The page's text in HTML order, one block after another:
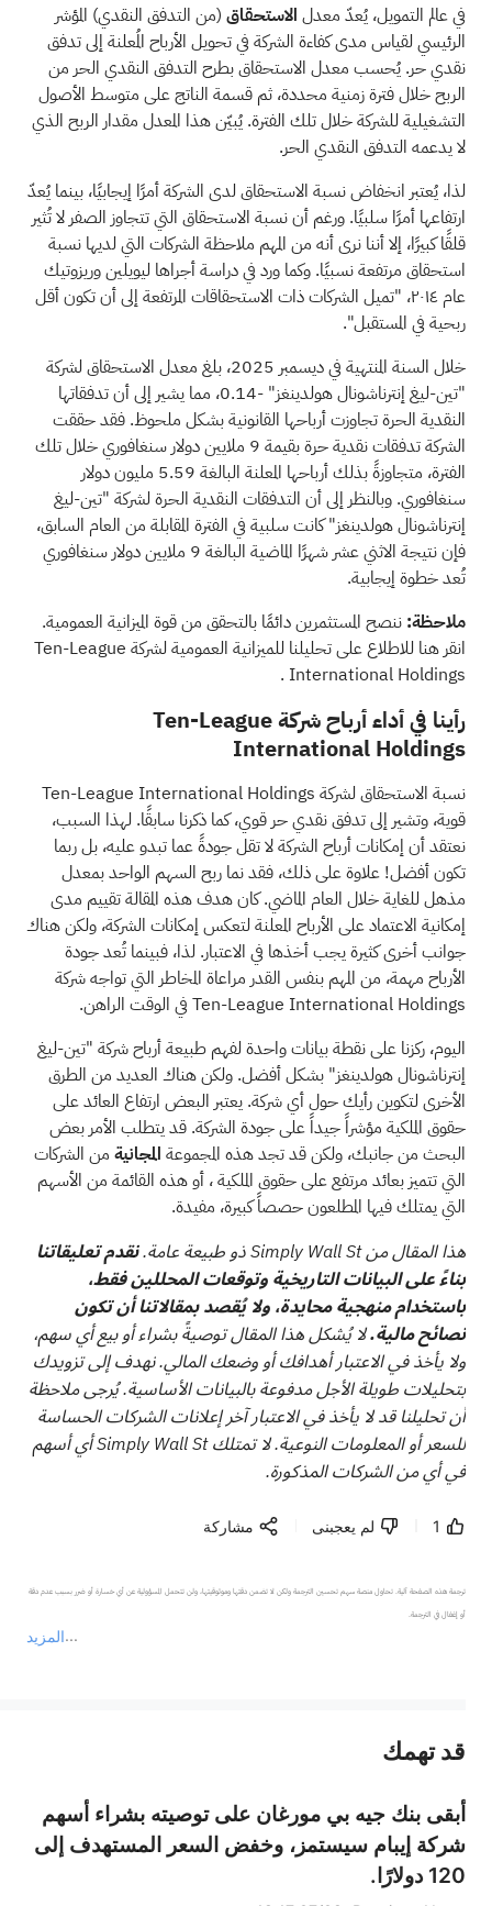
في عالم التمويل، يُعدّ معدل الاستحقاق(من التدفق النقدي) المؤشر
الرئيسي لقياس مدى كفاءة الشركة في تحويل الأرباح المُعلنة إلى تدفق
نقدي حر. يُحسب معدل الاستحقاق بطرح التدفق النقدي الحر من
الربح خلال فترة زمنية محددة، ثم قسمة الناتج على متوسط الأصول
التشغيلية للشركة خلال تلك الفترة. يُبيّن هذا المعدل مقدار الربح الذي
لا يدعمه التدفق النقدي الحر.
لذا، يُعتبر انخفاض نسبة الاستحقاق لدى الشركة أمرًا إيجابيًا، بينما يُعدّ
ارتفاعها أمرًا سلبيًا. ورغم أن نسبة الاستحقاق التي تتجاوز الصفر لا تُثير
قلقًا كبيرًا، إلا أننا نرى أنه من المهم ملاحظة الشركات التي لديها نسبة
استحقاق مرتفعة نسبيًا. وكما ورد في دراسة أجراها ليويلين وريزوتيك
عام ٢٠١٤، "تميل الشركات ذات الاستحقاقات المرتفعة إلى أن تكون أقل
ربحية في المستقبل".
خلال السنة المنتهية في ديسمبر 2025، بلغ معدل الاستحقاق لشركة
"تين-ليغ إنترناشونال هولدينغز" -0.14، مما يشير إلى أن تدفقاتها
النقدية الحرة تجاوزت أرباحها القانونية بشكل ملحوظ. فقد حققت
الشركة تدفقات نقدية حرة بقيمة 9 ملايين دولار سنغافوري خلال تلك
الفترة، متجاوزةً بذلك أرباحها المعلنة البالغة 5.59 مليون دولار
سنغافوري. وبالنظر إلى أن التدفقات النقدية الحرة لشركة "تين-ليغ
إنترناشونال هولدينغز" كانت سلبية في الفترة المقابلة من العام السابق،
فإن نتيجة الاثني عشر شهرًا الماضية البالغة 9 ملايين دولار سنغافوري
تُعد خطوة إيجابية.
ملاحظة: ننصح المستثمرين دائمًا بالتحقق من قوة الميزانية العمومية.
انقر هنا للاطلاع على تحليلنا للميزانية العمومية لشركة Ten-League
International Holdings
.
رأينا في أداء أرباح شركة Ten-League
International Holdings
نسبة الاستحقاق لشركة Ten-League International Holdings
قوية، وتشير إلى تدفق نقدي حر قوي، كما ذكرنا سابقًا. لهذا السبب،
نعتقد أن إمكانات أرباح الشركة لا تقل جودةً عما تبدو عليه، بل ربما
تكون أفضل! علاوة على ذلك، فقد نما ربح السهم الواحد بمعدل
مذهل للغاية خلال العام الماضي. كان هدف هذه المقالة تقييم مدى
إمكانية الاعتماد على الأرباح المعلنة لتعكس إمكانات الشركة، ولكن هناك
جوانب أخرى كثيرة يجب أخذها في الاعتبار. لذا، فبينما تُعد جودة
الأرباح مهمة، من المهم بنفس القدر مراعاة المخاطر التي تواجه شركة
Ten-League International Holdings في الوقت الراهن.
اليوم، ركزنا على نقطة بيانات واحدة لفهم طبيعة أرباح شركة "تين-ليغ
إنترناشونال هولدينغز" بشكل أفضل. ولكن هناك العديد من الطرق
الأخرى لتكوين رأيك حول أي شركة. يعتبر البعض ارتفاع العائد على
حقوق الملكية مؤشراً جيداً على جودة الشركة. قد يتطلب الأمر بعض
البحث من جانبك، ولكن قد تجد هذه المجموعة المجانية من الشركات
التي تتميز بعائد مرتفع على حقوق الملكية، أوهذه القائمة من الأسهم
التي يمتلك فيها المطلعون حصصاً كبيرة، مفيدة.
هذا المقال من Simply Wall St ذو طبيعة عامة.
نقدم تعليقاتنا
بناءً على البيانات التاريخية وتوقعات المحللين فقط،
باستخدام منهجية محايدة، ولا يُقصد بمقالاتنا أن تكون
نصائح مالية.لا يُشكل هذا المقال توصيةً بشراء أو بيع أي سهم،
ولا يأخذ في الاعتبار أهدافك أو وضعك المالي. نهدف إلى تزويدك
بتحليلات طويلة الأجل مدفوعة بالبيانات الأساسية. يُرجى ملاحظة
أن تحليلنا قد لا يأخذ في الاعتبار آخر إعلانات الشركات الحساسة
للسعر أو المعلومات النوعية. لا تمتلك Simply Wall St أي أسهم
في أي من الشركات المذكورة.
1 لم يعجبنى مشاركة
المزيد
ترجمة هذه الصفحة آلية. تحاول منصة سهم تحسين الترجمة ولكن لا تضمن دقتها وموثوقيتها، ولن تتحمل المسؤولية عن أي خسارة أو ضرر بسبب عدم دقة
أو إغفال في الترجمة.
عند الضرورة، يرجى استشارة مستشار استثمار محترف. لا تقدم منصة سهم أي مشورة استثمارية، ولا تقدم أي التزامات أو ضمانات.
قد تهمك
أبقى بنك جيه بي مورغان على توصيته بشراء أسهم
شركة إيبام سيستمز، وخفض السعر المستهدف إلى
120 دولارًا.